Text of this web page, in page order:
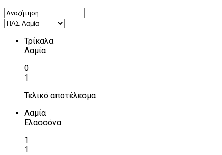
Τρίκαλα
Λαμία
0
1
Τελικό αποτέλεσμα
Λαμία
Ελασσόνα
1
1